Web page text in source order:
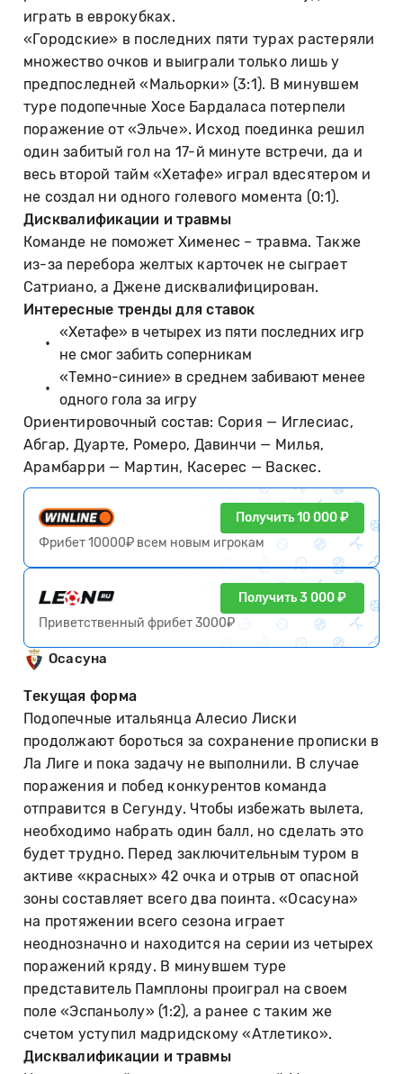
играть в еврокубках.
«Городские» в последних пяти турах растеряли
множество очков и выиграли только лишь у
предпоследней «Мальорки» (3:1). В минувшем
туре подопечные Хосе Бардаласа потерпели
поражение от «Эльче». Исход поединка решил
один забитый гол на 17-й минуте встречи, да и
весь второй тайм «Хетафе» играл вдесятером и
не создал ни одного голевого момента (0:1).
Дисквалификации и травмы
Команде не поможет Хименес – травма. Также
из-за перебора желтых карточек не сыграет
Сатриано, а Джене дисквалифицирован.
Интересные тренды для ставок
«Хетафе» в четырех из пяти последних игр
не смог забить соперникам
«Темно-синие» в среднем забивают менее
одного гола за игру
Ориентировочный состав: Сория — Иглесиас,
Абгар, Дуарте, Ромеро, Давинчи — Милья,
Арамбарри — Мартин, Касерес — Васкес.
Получить 10 000 ₽
Фрибет 10000₽ всем новым игрокам
Получить 3 000 ₽
Приветственный фрибет 3000₽
Осасуна
Текущая форма
Подопечные итальянца Алесио Лиски
продолжают бороться за сохранение прописки в
Ла Лиге и пока задачу не выполнили. В случае
поражения и побед конкурентов команда
отправится в Сегунду. Чтобы избежать вылета,
необходимо набрать один балл, но сделать это
будет трудно. Перед заключительным туром в
активе «красных» 42 очка и отрыв от опасной
зоны составляет всего два поинта. «Осасуна»
на протяжении всего сезона играет
неоднозначно и находится на серии из четырех
поражений кряду. В минувшем туре
представитель Памплоны проиграл на своем
поле «Эспаньолу» (1:2), а ранее с таким же
счетом уступил мадридскому «Атлетико».
Дисквалификации и травмы